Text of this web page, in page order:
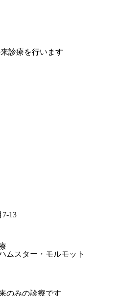
診療を行います
13
ムスター・モルモット
のみの診療です